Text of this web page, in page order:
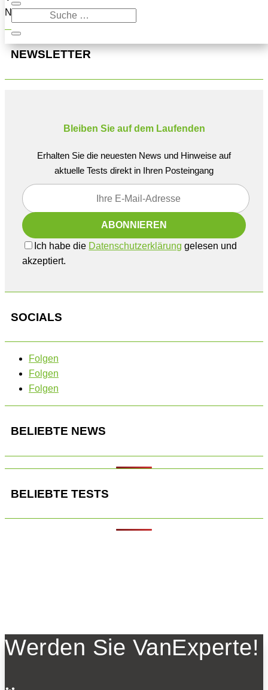
Navigation oben, um den Beitrag zu finden.
NEWSLETTER
Bleiben Sie auf dem Laufenden
Erhalten Sie die neuesten News und Hinweise auf
aktuelle Tests direkt in Ihren Posteingang
Ich habe die Datenschutzerklärung gelesen und
akzeptiert.
SOCIALS
Folgen
Folgen
Folgen
BELIEBTE NEWS
BELIEBTE TESTS
Werden Sie VanExperte!